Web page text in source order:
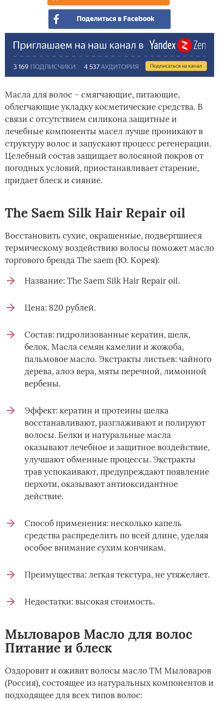
Поделиться в Facebook
Масла для волос – смягчающие, питающие,
облегчающие укладку косметические средства. В
связи с отсутствием силикона защитные и
лечебные компоненты масел лучше проникают в
структуру волос и запускают процесс регенерации.
Целебный состав защищает волосяной покров от
погодных условий, приостанавливает старение,
придает блеск и сияние.
The Saem Silk Hair Repair oil
Восстановить сухие, окрашенные, подвергшиеся
термическому воздействию волосы поможет масло
торгового бренда The saem (Ю. Корея):
Название: The Saem Silk Hair Repair oil.
Цена: 820 рублей.
Состав: гидролизованные кератин, шелк,
белок. Масла семян камелии и жожоба,
пальмовое масло. Экстракты листьев: чайного
дерева, алоэ вера, мяты перечной, лимонной
вербены.
Эффект: кератин и протеины шелка
восстанавливают, разглаживают и полируют
волосы. Белки и натуральные масла
оказывают лечебное и защитное воздействие,
улучшают обменные процессы. Экстракты
трав успокаивают, предупреждают появление
перхоти, оказывают антиоксидантное
действие.
Способ применения: несколько капель
средства распределить по всей длине, уделяя
особое внимание сухим кончикам.
Преимущества: легкая текстура, не утяжеляет.
Недостатки: высокая стоимость.
Мыловаров Масло для волос
Питание и блеск
Оздоровит и оживит волосы масло ТМ Мыловаров
(Россия), состоящее из натуральных компонентов и
подходящее для всех типов волос: